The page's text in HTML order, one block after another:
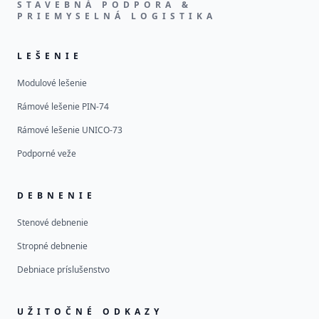
STAVEBNÁ PODPORA &
PRIEMYSELNÁ LOGISTIKA
LEŠENIE
Modulové lešenie
Rámové lešenie PIN-74
Rámové lešenie UNICO-73
Podporné veže
DEBNENIE
Stenové debnenie
Stropné debnenie
Debniace príslušenstvo
UŽITOČNÉ ODKAZY